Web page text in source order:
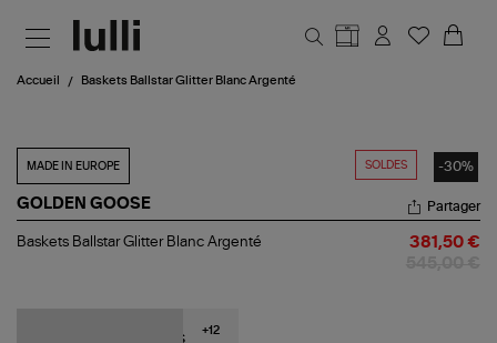
Accueil Baskets Ballstar Glitter Blanc Argenté
SOLDES -30%
MADE IN EUROPE
GOLDEN GOOSE
Baskets
Partager
Baskets Ballstar Glitter Blanc Argenté 381,50 €
+12